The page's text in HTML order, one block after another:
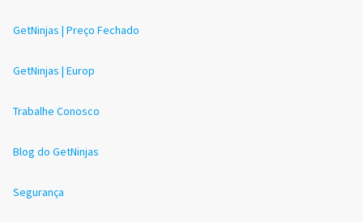
GetNinjas | Preço Fechado
GetNinjas | Europ
Trabalhe Conosco
Blog do GetNinjas
Segurança